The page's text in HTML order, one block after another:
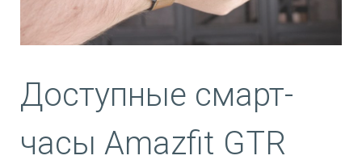
Доступные смарт-
часы Amazfit GTR